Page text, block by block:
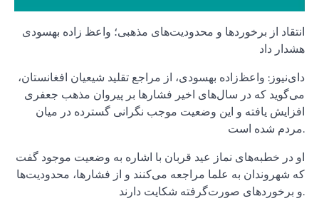
انتقاد از برخوردها و محدودیت‌های مذهبی؛ واعظ‌ زاده بهسودی
هشدار داد
دای‌نیوز: واعظ‌زاده بهسودی، از مراجع تقلید شیعیان افغانستان،
می‌گوید که در سال‌های اخیر فشارها بر پیروان مذهب جعفری
افزایش یافته و این وضعیت موجب نگرانی گسترده در میان
مردم شده است.
او در خطبه‌های نماز عید قربان با اشاره به وضعیت موجود گفت
که شهروندان به علما مراجعه می‌کنند و از فشارها، محدودیت‌ها
و برخوردهای صورت‌گرفته شکایت دارند.